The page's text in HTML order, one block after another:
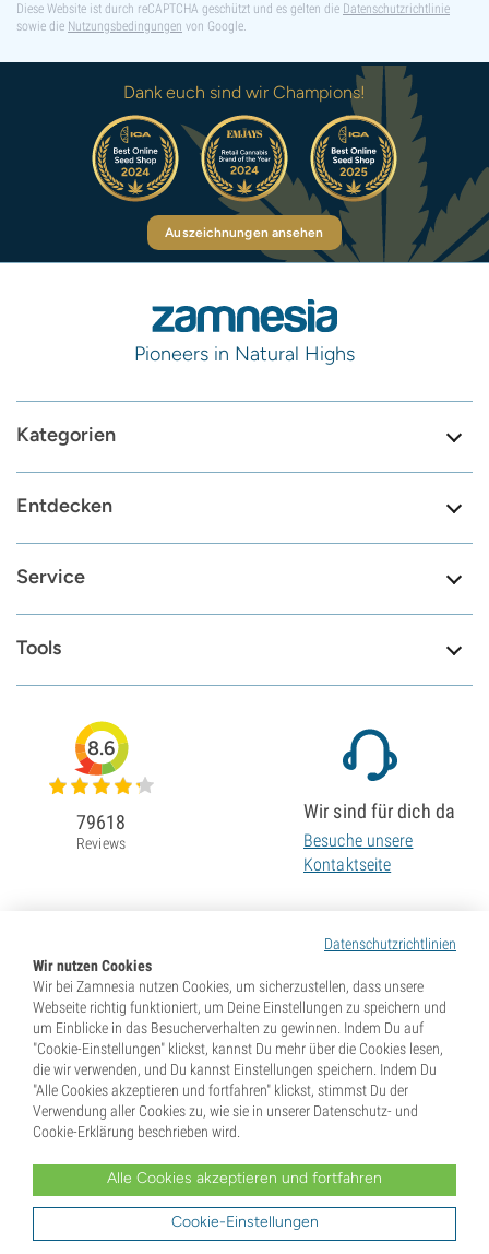
Diese Website ist durch reCAPTCHA geschützt und es gelten die Datenschutzrichtlinie
sowie die Nutzungsbedingungen von Google.
Dank euch sind wir Champions!
Auszeichnungen ansehen
Pioneers in Natural Highs
Kategorien
Entdecken
Service
Tools
Datenschutzrichtlinien
Wir nutzen Cookies
Wir bei Zamnesia nutzen Cookies, um sicherzustellen, dass unsere
Webseite richtig funktioniert, um Deine Einstellungen zu speichern und
um Einblicke in das Besucherverhalten zu gewinnen. Indem Du auf
"Cookie-Einstellungen" klickst, kannst Du mehr über die Cookies lesen,
die wir verwenden, und Du kannst Einstellungen speichern. Indem Du
"Alle Cookies akzeptieren und fortfahren" klickst, stimmst Du der
Verwendung aller Cookies zu, wie sie in unserer Datenschutz- und
Cookie-Erklärung beschrieben wird.
Alle Cookies akzeptieren und fortfahren
Cookie-Einstellungen
8.6
79618
Reviews
Wir sind für dich da
Besuche unsere
Kontaktseite
* Samen werden als Souvenirs verkauft. In vielen Ländern ist die Keimung von Samen illegal. Informiere
Dir der dort geltenden Gesetze bewusst bist. Du verzichtest außerdem auf jeglichen Haftungsanspruch
gegenüber Zamnesia, falls Du gegen diese Gesetze verstößt.